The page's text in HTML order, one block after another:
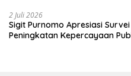
2 Juli 2026
Sigit Purnomo Apresiasi
Peningkatan Kepercayaan